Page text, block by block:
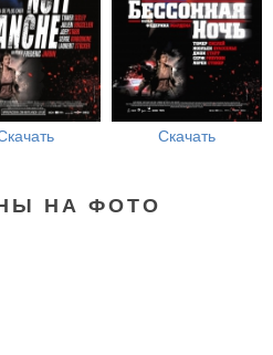
Скачать
НА ФОТО